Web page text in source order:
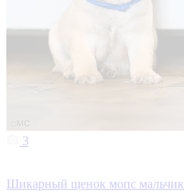
3
Шикарный щенок мопс мальчик